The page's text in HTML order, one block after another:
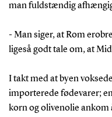
man fuldstændig
- Man siger, at Rom
ligeså godt tale om, at
I takt med at byen
importerede fødevarer;
korn og olivenolie ankom